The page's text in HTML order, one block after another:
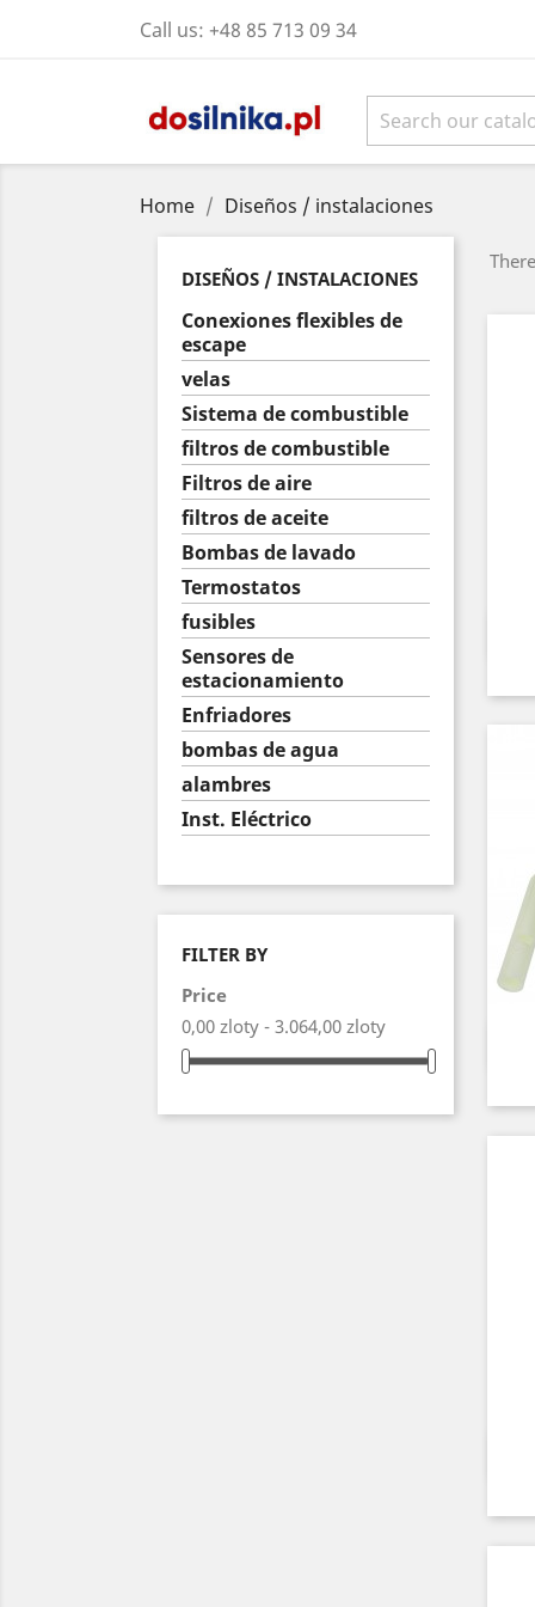
Call us: +48 85 713 09 34
Home Diseños / instalaciones
DISEÑOS / INSTALACIONES
Conexiones flexibles de
escape
velas
Sistema de combustible
filtros de combustible
Filtros de aire
filtros de aceite
Bombas de lavado
Termostatos
fusibles
Sensores de
estacionamiento
Enfriadores
bombas de agua
alambres
Inst. Eléctrico
FILTER BY
Price
0,00 zloty - 3.064,00 zloty